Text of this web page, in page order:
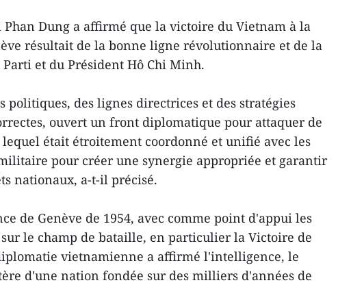
Phan Dung a affirmé que la victoire du Vietnam à la
résultait de la bonne ligne révolutionnaire et de la
et du Président Hô Chi Minh.
politiques, des lignes directrices et des stratégies
ouvert un front diplomatique pour attaquer de
était étroitement coordonné et unifié avec les
pour créer une synergie appropriée et garantir
nationaux, a-t-il précisé.
de Genève de 1954, avec comme point d'appui les
le champ de bataille, en particulier la Victoire de
vietnamienne a affirmé l'intelligence, le
d'une nation fondée sur des milliers d'années de